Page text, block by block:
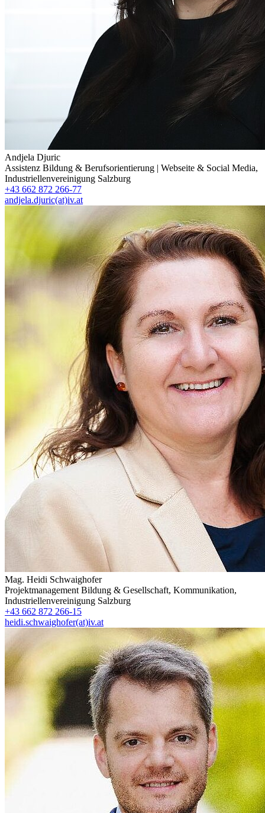
Andjela Djuric
Assistenz Bildung & Berufsorientierung | Webseite & Social Media,
Industriellenvereinigung Salzburg
+43 662 872 266-77
andjela.djuric(at)iv.at
Mag. Heidi Schwaighofer
Projektmanagement Bildung & Gesellschaft, Kommunikation,
Industriellenvereinigung Salzburg
+43 662 872 266-15
heidi.schwaighofer(at)iv.at